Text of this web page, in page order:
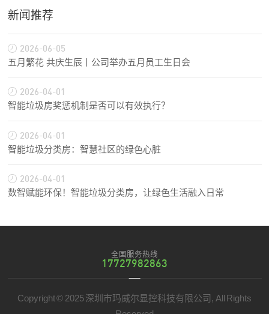
新闻推荐
2026-06-05
五月繁花 共庆生辰丨公司举办五月员工生日会
2026-04-01
智能垃圾房奖惩机制是否可以有效执行？
2026-04-01
智能垃圾分类房：智慧社区的绿色心脏
2026-04-01
数智赋能环保！智能垃圾分类房，让绿色生活融入日常
全国服务热线
17727982863
Copyright © 2025 深圳市玛威尔显控科技有限公司, All Rights